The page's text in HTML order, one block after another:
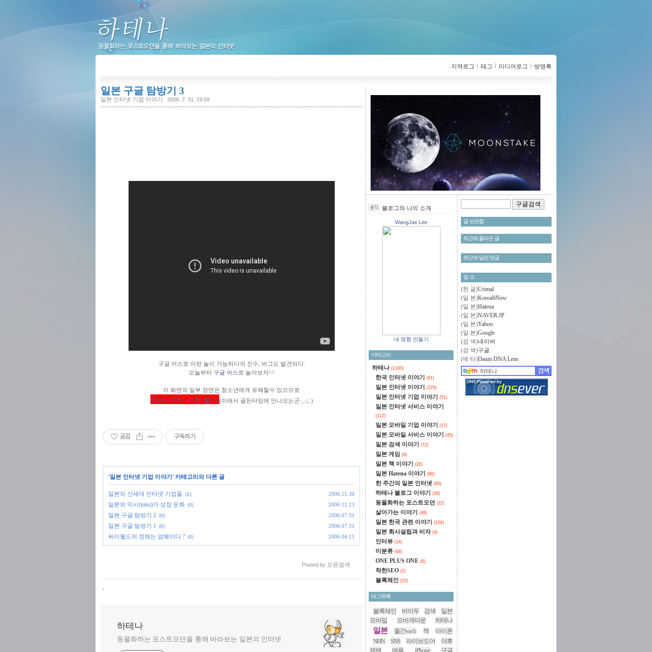
지역로그 태그 미디어로그 방명록
일본 구글 탐방기 3
일본 인터넷 기업 이야기 2006. 7. 31. 19:09
구글 어스로 이런 놀이 가능하다의 진수, 버그도 발견되다.
오늘부터 구글 어스로 놀아보자^^
이 화면의 일부 장면은 청소년에게 유해할수 있으므로
18세 이하 시청 불가(이래서 골든타임에 안나오는군-_-;; )
공감 구독하기
'일본 인터넷 기업 이야기 ' 카테고리의 다른 글
일본의 신세대 인터넷 기업들 (2) 2006.11.30
일본의 믹시(mixi)가 성장 둔화 (0) 2006.11.23
일본 구글 탐방기 2 (0) 2006.07.31
일본 구글 탐방기 1 (0) 2006.07.31
싸이월드의 정체는 암웨이다 ? (0) 2006.06.11
Posted by 오픈검색
,
하테나
동물화하는 포스트모던을 통해 바라보는 일본의 인터넷
글 보관함
최근에 올라온 글
최근에 달린 댓글
링 크
(한 글)Urimal
(일 본)KoreaItNow
(일 본)Hatena
(일 본)NAVER.JP
(일 본)Yahoo
(일 본)Google
(검 색)네이버
(검 색)구글
(메 타)Daum DNA Lens
블로그와 나의 소개
WangJae Lee
내 명함 만들기
카테고리
하테나 (1100)
한국 인터넷 이야기 (61)
일본 인터넷 이야기 (225)
일본 인터넷 기업 이야기 (51)
일본 인터넷 서비스 이야기
(112)
일본 모바일 기업 이야기 (17)
일본 모바일 서비스 이야기 (45)
일본 검색 이야기 (72)
일본 게임 (9)
일본 책 이야기 (20)
일본 Hatena 이야기 (88)
한 주간의 일본 인터넷 (60)
하테나 블로그 이야기 (38)
동물화하는 포스트모던 (22)
살아가는 이야기 (48)
일본 한국 관련 이야기 (104)
일본 회사설립과 비자 (4)
인터뷰 (14)
미분류 (68)
ONE PLUS ONE (8)
착한SEO (2)
블록체인 (22)
태그목록
블록체인 바이두 검색
일본
모바일
모바게타운 하테나
일본 월간w.e.b 책
아이폰
NHN
SNS 라이브도어
야후
재팬
애플 iPhone 구글